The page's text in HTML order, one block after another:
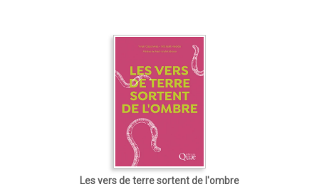
Les vers de terre sortent de l'ombre